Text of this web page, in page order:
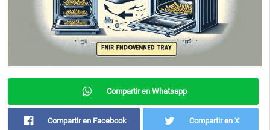
Compartir en Whatsapp
Compartir en Facebook Compartir en X